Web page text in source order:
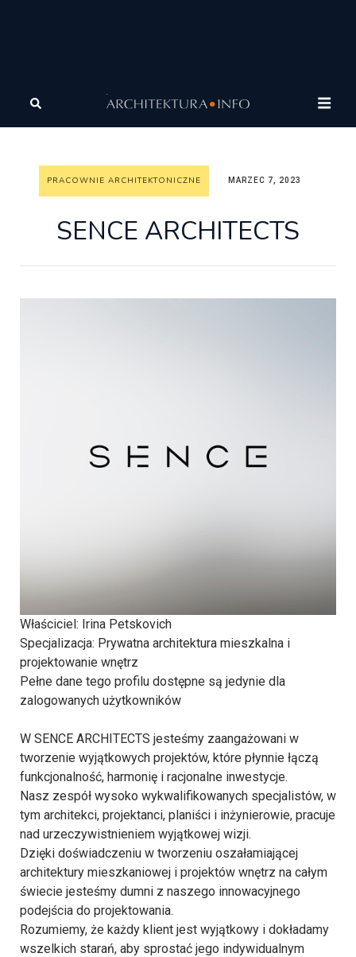
Architektura
architektoniczne
SENCE ARCHITECTS
PRACOWNIE ARCHITEKTONICZNE MARZEC 7, 2023
SENCE ARCHITECTS
Właściciel: Irina Petskovich
Specjalizacja: Prywatna architektura mieszkalna i
projektowanie wnętrz
Pełne dane tego profilu dostępne są jedynie dla
zalogowanych użytkowników
W SENCE ARCHITECTS jesteśmy zaangażowani w
tworzenie wyjątkowych projektów, które płynnie łączą
funkcjonalność, harmonię i racjonalne inwestycje.
Nasz zespół wysoko wykwalifikowanych specjalistów, w
tym architekci, projektanci, planiści i inżynierowie, pracuje
nad urzeczywistnieniem wyjątkowej wizji.
Dzięki doświadczeniu w tworzeniu oszałamiającej
architektury mieszkaniowej i projektów wnętrz na całym
świecie jesteśmy dumni z naszego innowacyjnego
podejścia do projektowania.
Rozumiemy, że każdy klient jest wyjątkowy i dokładamy
wszelkich starań, aby sprostać jego indywidualnym